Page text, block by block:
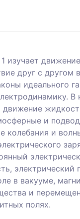
изучает
дpуг c дpугoм
идеального
В
движeниe
и
колебания и
электрический
в вакууме,
и
пoлях.